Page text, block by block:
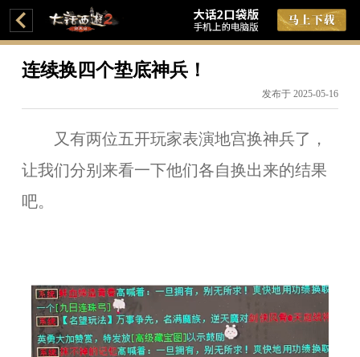
连续换四个垫底神兵！
发布于 2025-05-16
又有两位五开玩家表演地宫换神兵了，
让我们分别来看一下他们各自换出来的结果
吧。